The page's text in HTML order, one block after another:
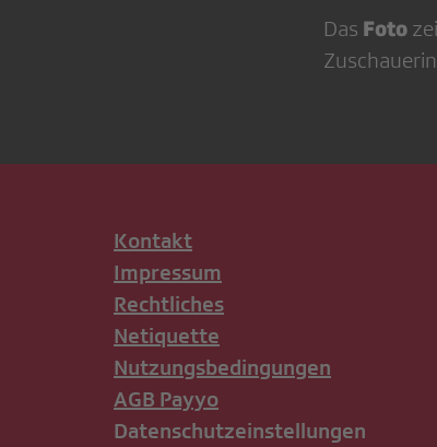
Das Foto
Kontakt
Impressum
Rechtliches
Netiquette
Nutzungsbedingungen
AGB Payyo
Datenschutzeinstellungen